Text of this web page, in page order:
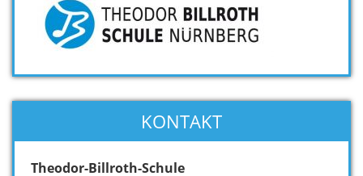
KONTAKT
Theodor-Billroth-Schule